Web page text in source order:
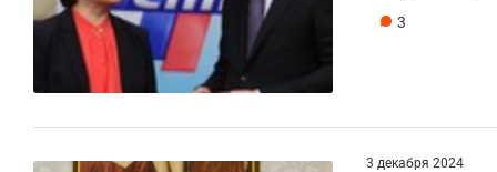
3
3 декабря 2024